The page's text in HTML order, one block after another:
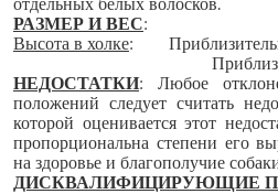
отдельных белых волосков.
РАЗМЕР И ВЕС:
Высота в холке:
Приблизительно
НЕДОСТАТКИ: Любое
положений следует считать
которой оценивается этот
пропорциональна степени его
на здоровье и благополучие
ДИСКВАЛИФИЦИРУЮЩИЕ